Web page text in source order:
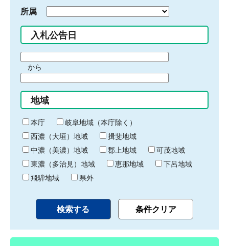
所属
入札公告日
間
始
り
から
間
終
わ
り
地域
本庁
岐阜地域（本庁除く）
西濃（大垣）地域
揖斐地域
中濃（美濃）地域
郡上地域
可茂地域
東濃（多治見）地域
恵那地域
下呂地域
飛騨地域
県外